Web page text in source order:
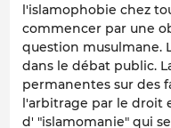
l'islamophobie chez
commencer par une
question musulmane.
dans le débat public.
permanentes sur des
l'arbitrage par le droit
d' "islamomanie" qui